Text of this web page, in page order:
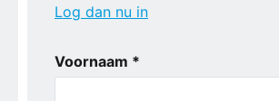
Log dan nu in
Voornaam *